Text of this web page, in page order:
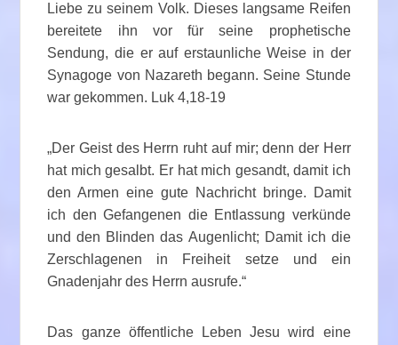
Liebe zu seinem Volk. Dieses langsame Reifen
bereitete ihn vor für seine prophetische
Sendung, die er auf erstaunliche Weise in der
Synagoge von Nazareth begann. Seine Stunde
war gekommen. Luk 4,18-19
„Der Geist des Herrn ruht auf mir; denn der Herr
hat mich gesalbt. Er hat mich gesandt, damit ich
den Armen eine gute Nachricht bringe. Damit
ich den Gefangenen die Entlassung verkünde
und den Blinden das Augenlicht; Damit ich die
Zerschlagenen in Freiheit setze und ein
Gnadenjahr des Herrn ausrufe.“
Das ganze öffentliche Leben Jesu wird eine